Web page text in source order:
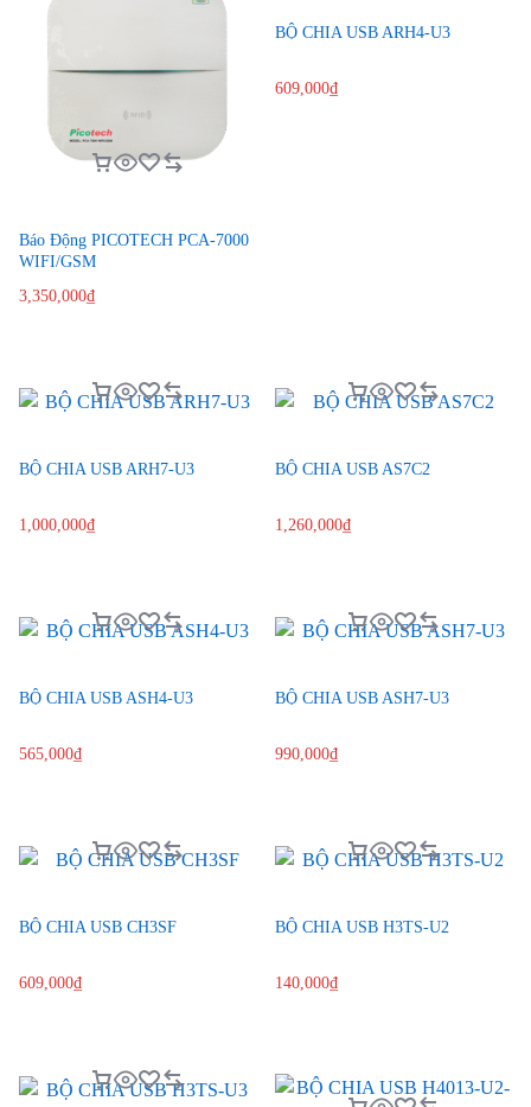
Báo Động PICOTECH PCA-7000
WIFI/GSM
3,350,000₫
BỘ CHIA USB ARH4-U3
609,000₫
BỘ CHIA USB ARH7-U3
1,000,000₫
BỘ CHIA USB AS7C2
1,260,000₫
BỘ CHIA USB ASH4-U3
565,000₫
BỘ CHIA USB ASH7-U3
990,000₫
BỘ CHIA USB CH3SF
609,000₫
BỘ CHIA USB H3TS-U2
140,000₫